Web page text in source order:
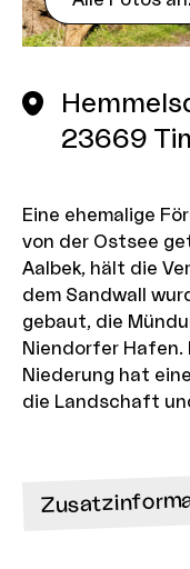
23669
Eine ehemalige
von der Ostsee
Aalbek, hält die
dem Sandwall
gebaut, die
Niendorfer Hafen.
Niederung hat
die Landschaft